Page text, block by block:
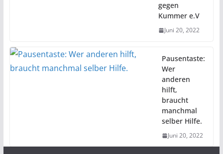
gegen
Kummer e.V
Juni 20, 2022
Pausentaste:
Wer
anderen
hilft,
braucht
manchmal
selber Hilfe.
Juni 20, 2022